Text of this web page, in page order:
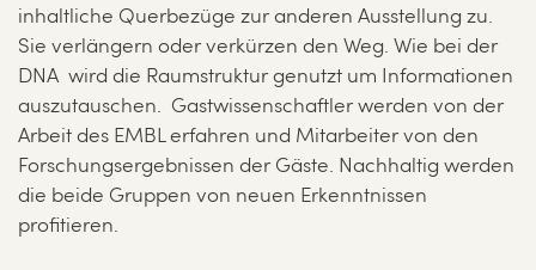
inhaltliche Querbezüge zur anderen Ausstellung zu.
Sie verlängern oder verkürzen den Weg. Wie bei der
DNA wird die Raumstruktur genutzt um Informationen
auszutauschen. Gastwissenschaftler werden von der
Arbeit des EMBL erfahren und Mitarbeiter von den
Forschungsergebnissen der Gäste. Nachhaltig werden
die beide Gruppen von neuen Erkenntnissen
profitieren.